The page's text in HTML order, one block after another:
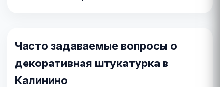
Часто задаваемые вопросы о
декоративная штукатурка в
Калинино